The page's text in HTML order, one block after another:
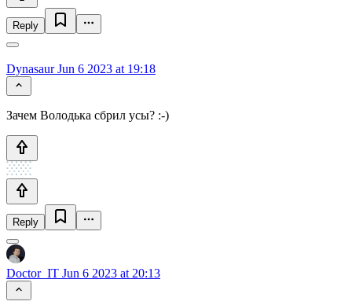
Reply
DynasaurJun 6 2023 at 19:18
Зачем Володька сбрил усы? :-)
Reply
Doctor_IT Jun 6 2023 at 20:13